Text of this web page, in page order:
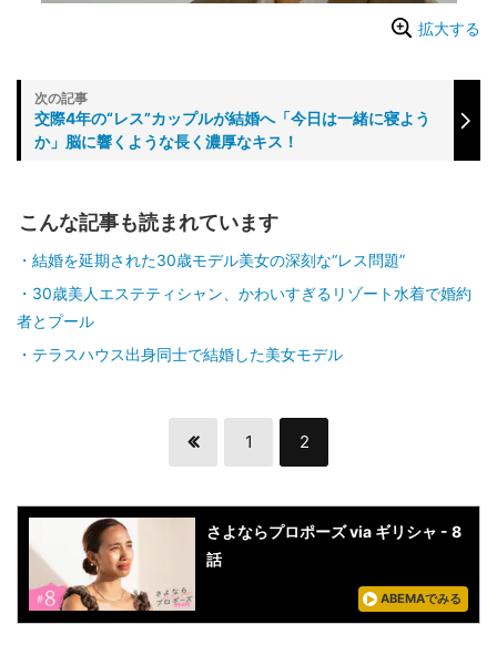
拡大する
交際4年の“レス”カップルが結婚へ「今日は一緒に寝よう
か」脳に響くような長く濃厚なキス！
こんな記事も読まれています
結婚を延期された30歳モデル美女の深刻な“レス問題”
30歳美人エステティシャン、かわいすぎるリゾート水着で婚約
者とプール
テラスハウス出身同士で結婚した美女モデル
1 2
さよならプロポーズ via ギリシャ - 8
話
ABEMAでみる